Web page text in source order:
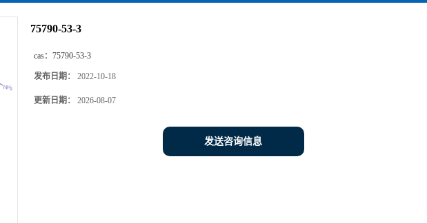
75790-53-3
cas： 75790-53-3
发布日期： 2022-10-18
更新日期： 2026-08-07
发送咨询信息